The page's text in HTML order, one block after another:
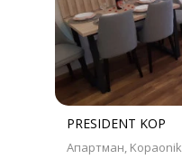
PRESIDENT KOP
Апартман Kopaonik